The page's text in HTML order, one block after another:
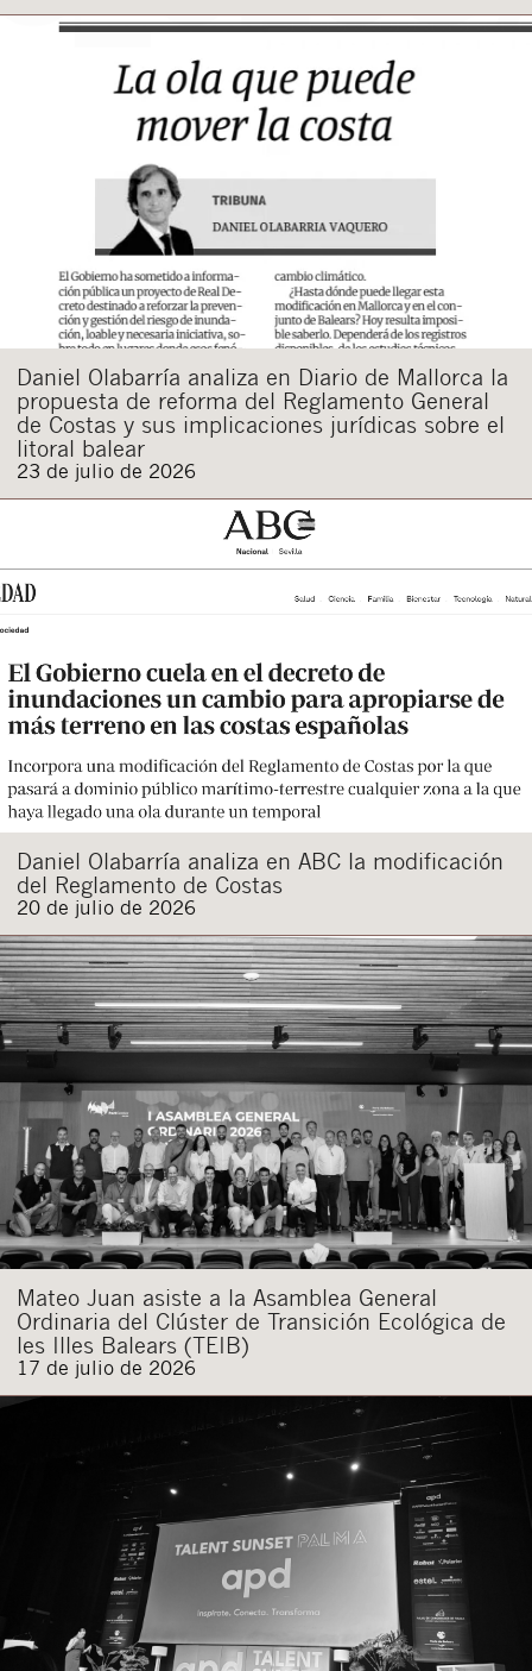
Daniel Olabarría analiza en Diario de Mallorca la
propuesta de reforma del Reglamento General
de Costas y sus implicaciones jurídicas sobre el
litoral balear
23 de julio de 2026
Daniel Olabarría analiza en ABC la modificación
del Reglamento de Costas
20 de julio de 2026
Mateo Juan asiste a la Asamblea General
Ordinaria del Clúster de Transición Ecológica de
les Illes Balears (TEIB)
17 de julio de 2026